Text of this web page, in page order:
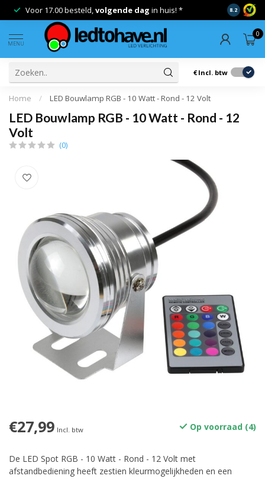
Voor 17.00 besteld,volgende dag in huis! * Gratis
8.2
MENU
0
€ Incl. btw
Home / LED Bouwlamp RGB - 10 Watt - Rond - 12 Volt
LED Bouwlamp RGB - 10 Watt - Rond - 12
Volt
(0)
€27,99 Incl. btw Op voorraad (4)
De LED Spot RGB - 10 Watt - Rond - 12 Volt met
afstandbediening heeft zestien kleurmogelijkheden en een